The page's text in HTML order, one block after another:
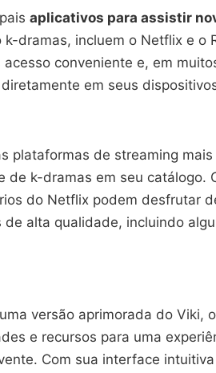
aplicativos para assistir
k-dramas, incluem o Netflix e o
conveniente e, em
em seus
plataformas de streaming
de k-dramas em seu catálogo.
do Netflix podem desfrutar
de alta qualidade, incluindo
versão aprimorada do Viki,
e recursos para uma
Com sua interface